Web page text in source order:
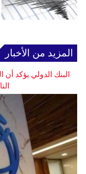
المزيد من الأخبار
البنك الدولي يؤكد